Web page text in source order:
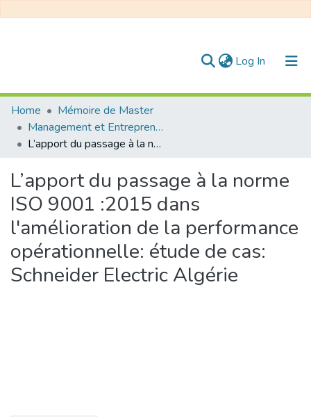
Log In (current)
Communities & Collections
All of DSpace
Home
Mémoire de Master
Management et Entrepreneuriat
L’apport du passage à la norme ISO 9001 :2015 dans l'amélioration de la performance opérationnelle: étude de cas: Schneider Electric Algérie
L’apport du passage à la norme
ISO 9001 :2015 dans
l'amélioration de la performance
opérationnelle: étude de cas:
Schneider Electric Algérie